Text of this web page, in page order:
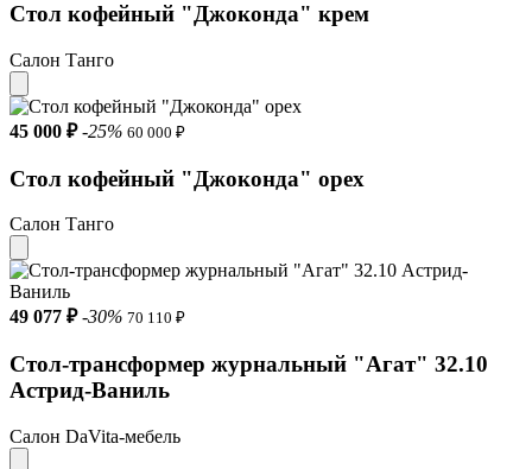
Стол кофейный "Джоконда" крем
Салон Танго
45 000 ₽ -25% 60 000 ₽
Стол кофейный "Джоконда" орех
Салон Танго
49 077 ₽ -30% 70 110 ₽
Стол-трансформер журнальный "Агат" 32.10
Астрид-Ваниль
Салон DaVita-мебель